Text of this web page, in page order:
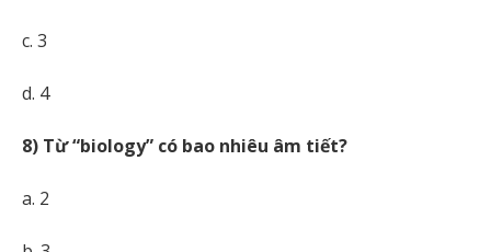
c. 3
d. 4
8) Từ “biology” có bao nhiêu âm tiết?
a. 2